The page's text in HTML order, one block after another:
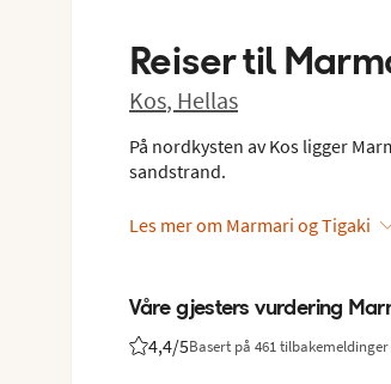
Reiser til
Kos, Hellas
På nordkysten av Kos ligger
sandstrand.
Les mer om Marmari og Tigaki
Våre gjesters vurdering
4,4/5 Basert på 461 tilbakemeldinger
Vurdering fra Vings gjester: 4.4/5